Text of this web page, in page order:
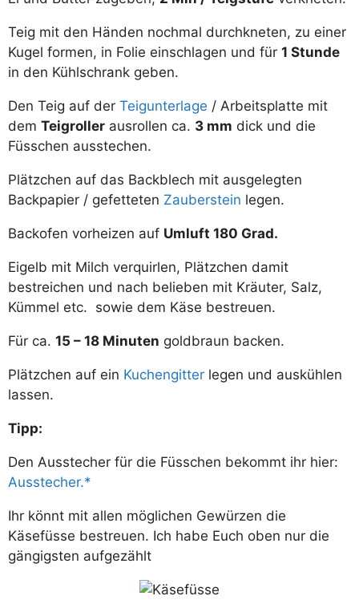
Teig mit den Händen nochmal durchkneten, zu einer
Kugel formen, in Folie einschlagen und für 1 Stunde
in den Kühlschrank geben.
Den Teig auf der Teigunterlage / Arbeitsplatte mit
dem Teigroller ausrollen ca. 3 mm dick und die
Füsschen ausstechen.
Plätzchen auf das Backblech mit ausgelegten
Backpapier / gefetteten Zauberstein legen.
Backofen vorheizen auf Umluft 180 Grad.
Eigelb mit Milch verquirlen, Plätzchen damit
bestreichen und nach belieben mit Kräuter, Salz,
Kümmel etc. sowie dem Käse bestreuen.
Für ca. 15 – 18 Minuten goldbraun backen.
Plätzchen auf ein Kuchengitter legen und auskühlen
lassen.
Tipp:
Den Ausstecher für die Füsschen bekommt ihr hier:
Ausstecher.
Ihr könnt mit allen möglichen Gewürzen die
Käsefüsse bestreuen. Ich habe Euch oben nur die
gängigsten aufgezählt